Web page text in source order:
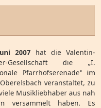
2007 hat die Valentin-
Gesellschaft die „I.
Pfarrhofserenade" im
veranstaltet, zu
Musikliebhaber aus nah
versammelt haben. Es